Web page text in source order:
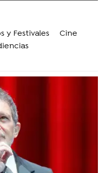
y Festivales
Cine